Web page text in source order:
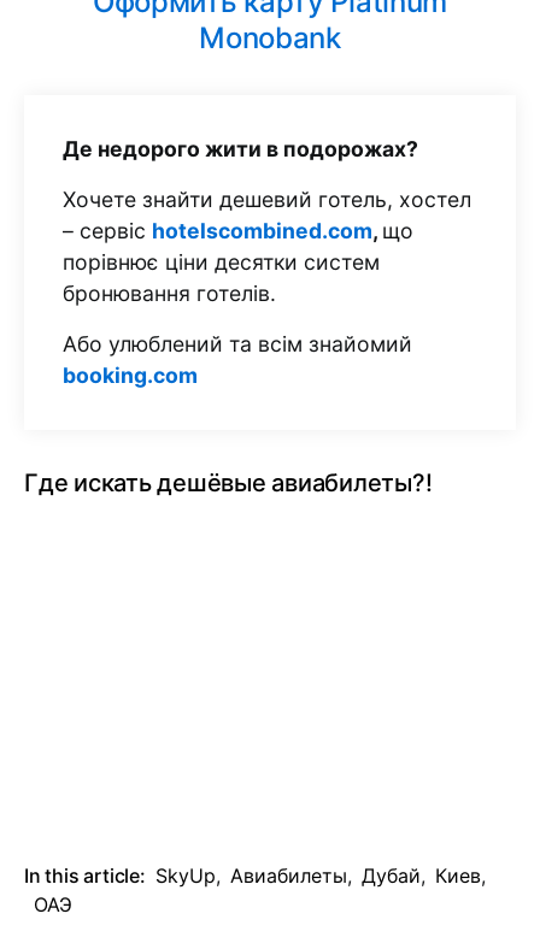
Monobank
Де недорого жити в подорожах?
Хочете знайти дешевий готель, хостел
– сервіс hotelscombined.com, що
порівнює ціни десятки систем
бронювання готелів.
Або улюблений та всім знайомий
booking.com
Где искать дешёвые авиабилеты?!
In this article: SkyUp, Авиабилеты, Дубай, Киев,
ОАЭ